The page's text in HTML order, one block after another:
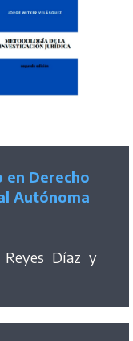
en Derecho
Autónoma
Reyes Díaz y